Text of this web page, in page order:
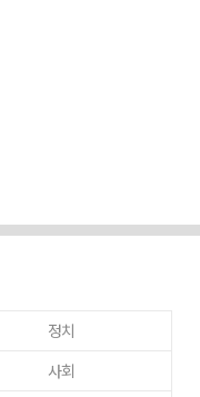
정치
사회